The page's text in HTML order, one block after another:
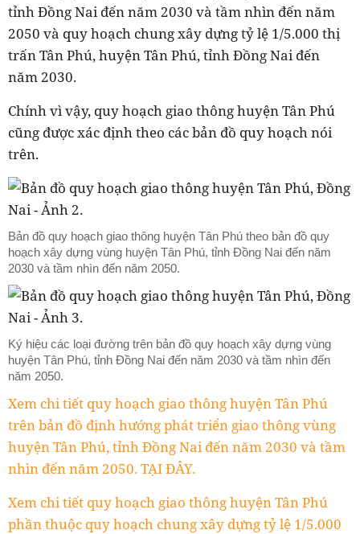
tỉnh Đồng Nai đến năm 2030 và tầm nhìn đến năm
2050 và quy hoạch chung xây dựng tỷ lệ 1/5.000 thị
trấn Tân Phú, huyện Tân Phú, tỉnh Đồng Nai đến
năm 2030.
Chính vì vậy, quy hoạch giao thông huyện Tân Phú
cũng được xác định theo các bản đồ quy hoạch nói
trên.
Bản đồ quy hoạch giao thông huyện Tân Phú theo bản đồ quy
hoạch xây dựng vùng huyện Tân Phú, tỉnh Đồng Nai đến năm
2030 và tầm nhìn đến năm 2050.
Ký hiệu các loại đường trên bản đồ quy hoạch xây dựng vùng
huyện Tân Phú, tỉnh Đồng Nai đến năm 2030 và tầm nhìn đến
năm 2050.
Xem chi tiết quy hoạch giao thông huyện Tân Phú
trên bản đồ định hướng phát triển giao thông vùng
huyện Tân Phú, tỉnh Đồng Nai đến năm 2030 và tầm
nhìn đến năm 2050. TẠI ĐÂY.
Xem chi tiết quy hoạch giao thông huyện Tân Phú
phần thuộc quy hoạch chung xây dựng tỷ lệ 1/5.000